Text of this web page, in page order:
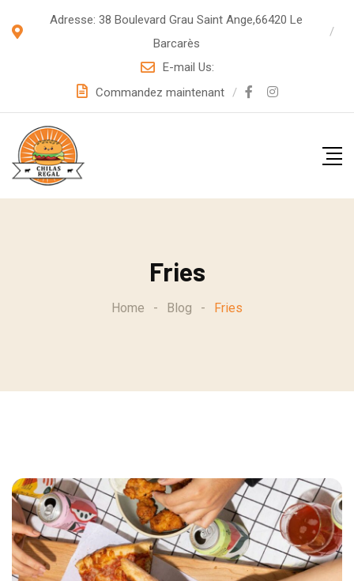
n
Adresse: 38 Boulevard Grau Saint Ange,66420 Le
Barcarès
E-mail Us:
Commandez maintenant
Fries
Home - Blog - Fries